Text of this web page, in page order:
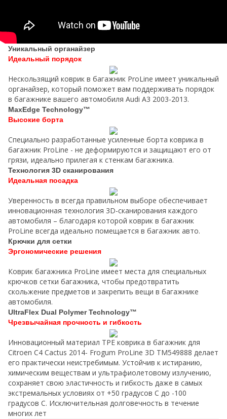
Уникальный органайзер
Идеальный порядок
Нескользящий коврик в багажник ProLine имеет уникальный
органайзер, который поможет вам поддерживать порядок
в багажнике вашего автомобиля Audi A3 2003-2013.
MaxEdge Technology™
Высокие борта
Специально разработанные усиленные борта коврика в
багажник ProLine - не деформируются и защищают его от
грязи, идеально прилегая к стенкам багажника.
Технология 3D сканирования
Идеальная посадка
Уверенность в всегда правильном выборе обеспечивает
инновационная технология 3D-сканирования каждого
автомобиля – благодаря которой коврик в багажник
ProLine всегда идеально помещается в багажник авто.
Крючки для сетки
Эргономические решения
Коврик багажника ProLine имеет места для специальных
крючков сетки багажника, чтобы предотвратить
скольжение предметов и закрепить вещи в багажнике
автомобиля.
UltraFlex Dual Polymer Technology™
Чрезвычайная прочность и гибкость
Инновационный материал TPE коврика в багажник для
Citroen C4 Cactus 2014- Frogum ProLine 3D TM549888 делает
его практически неистребимым. Устойчив к истиранию,
химическим веществам и ультрафиолетовому излучению,
сохраняет свою эластичность и гибкость даже в самых
экстремальных условиях от +50 градусов C до -100
градусов C. Исключительная долговечность в течение
многих лет